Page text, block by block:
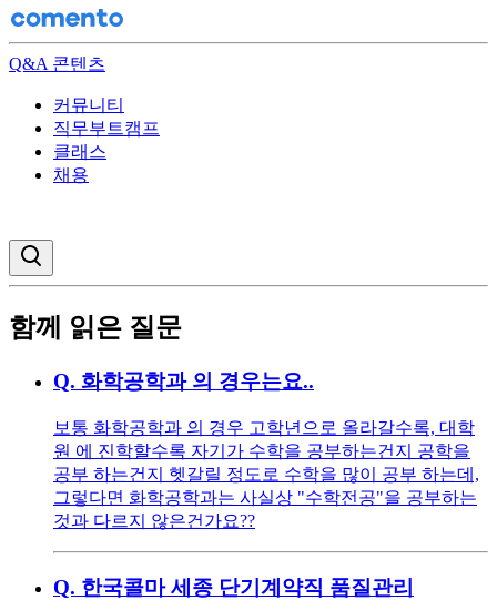
Q&A 콘텐츠
커뮤니티
직무부트캠프
클래스
채용
함께 읽은 질문
Q. 화학공학과 의 경우는요..
보통 화학공학과 의 경우 고학년으로 올라갈수록, 대학
원 에 진학할수록 자기가 수학을 공부하는건지 공학을
공부 하는건지 헷갈릴 정도로 수학을 많이 공부 하는데,
그렇다면 화학공학과는 사실상 "수학전공"을 공부하는
것과 다르지 않은건가요??
Q. 한국콜마 세종 단기계약직 품질관리